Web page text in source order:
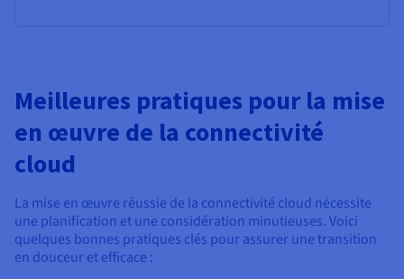
Meilleures pratiques pour la mise
en œuvre de la connectivité
cloud
La mise en œuvre réussie de la connectivité cloud nécessite
une planification et une considération minutieuses. Voici
quelques bonnes pratiques clés pour assurer une transition
en douceur et efficace :